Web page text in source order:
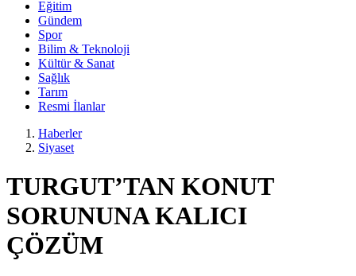
Eğitim
Gündem
Spor
Bilim & Teknoloji
Kültür & Sanat
Sağlık
Tarım
Resmi İlanlar
Haberler
Siyaset
TURGUT’TAN KONUT
SORUNUNA KALICI
ÇÖZÜM